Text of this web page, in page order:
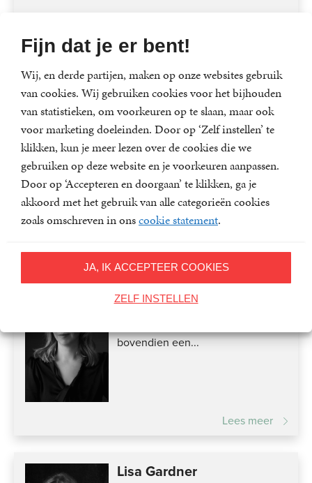
Fijn dat je er bent!
Wij, en derde partijen, maken op onze websites gebruik
van cookies. Wij gebruiken cookies voor het bijhouden
van statistieken, om voorkeuren op te slaan, maar ook
voor marketing doeleinden. Door op ‘Zelf instellen’ te
klikken, kun je meer lezen over de cookies die we
gebruiken op deze website en je voorkeuren aanpassen.
Door op ‘Accepteren en doorgaan’ te klikken, ga je
akkoord met het gebruik van alle categorieën cookies
zoals omschreven in onscookie statement.
JA, IK ACCEPTEER COOKIES
ZELF INSTELLEN
A.J. Finn
A.J. Finn is het pseudoniem van
voormalig redacteur en uitgever
Dan Mallory. Hij heeft...
Helene Flood
Helene Flood (1982) is psycholoog
bovendien een...
Lees meer
Lisa Gardner